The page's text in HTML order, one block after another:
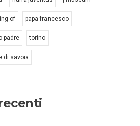
of papa francesco
padre torino
di savoia